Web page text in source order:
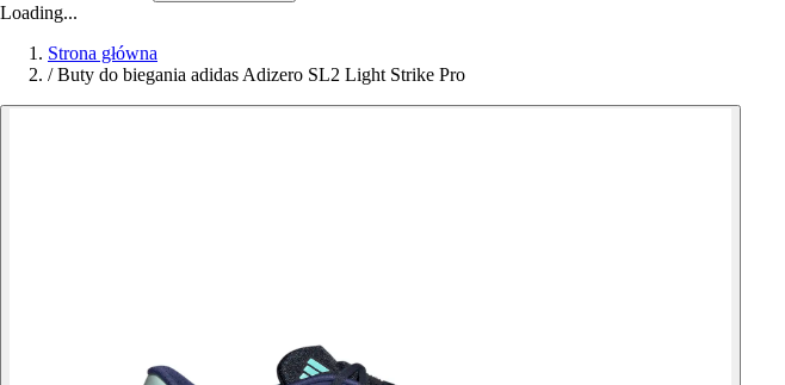
Loading...
Strona główna
/ Buty do biegania adidas Adizero SL2 Light Strike Pro